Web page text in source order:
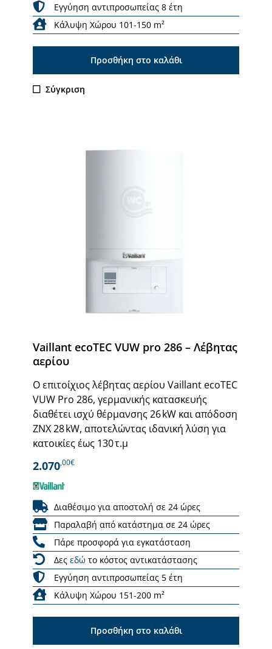
Εγγύηση αντιπροσωπείας 8 έτη
Κάλυψη Χώρου 101-150 m²
Προσθήκη στο καλάθι
Σύγκριση
Vaillant ecoTEC VUW pro 286 – Λέβητας
αερίου
Ο επιτοίχιος λέβητας αερίου Vaillant ecoTEC
VUW Pro 286, γερμανικής κατασκευής
διαθέτει ισχύ θέρμανσης 26 kW και απόδοση
ΖΝΧ 28 kW, αποτελώντας ιδανική λύση για
κατοικίες έως 130 τ.μ
2.070,00€
Διαθέσιμο για αποστολή σε 24 ώρες
Παραλαβή από κατάστημα σε 24 ώρες
Πάρε προσφορά για εγκατάσταση
Δες εδώ το κόστος αντικατάστασης
Εγγύηση αντιπροσωπείας 5 έτη
Κάλυψη Χώρου 151-200 m²
Προσθήκη στο καλάθι